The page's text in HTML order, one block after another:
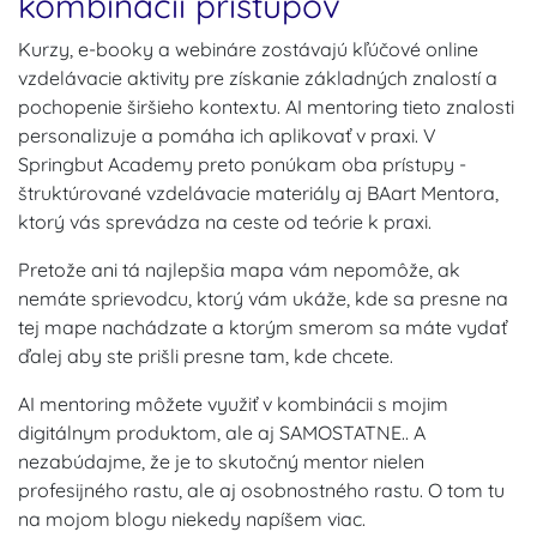
Kurzy, e-booky a webináre zostávajú kľúčové online
vzdelávacie aktivity pre získanie základných znalostí a
pochopenie širšieho kontextu. AI mentoring tieto znalosti
personalizuje a pomáha ich aplikovať v praxi. V
Springbut Academy preto ponúkam oba prístupy -
štruktúrované vzdelávacie materiály aj BAart Mentora,
ktorý vás sprevádza na ceste od teórie k praxi.
Pretože ani tá najlepšia mapa vám nepomôže, ak
nemáte sprievodcu, ktorý vám ukáže, kde sa presne na
tej mape nachádzate a ktorým smerom sa máte vydať
ďalej aby ste prišli presne tam, kde chcete.
AI mentoring môžete využiť v kombinácii s mojim
digitálnym produktom, ale aj SAMOSTATNE.. A
nezabúdajme, že je to skutočný mentor nielen
profesijného rastu, ale aj osobnostného rastu. O tom tu
na mojom blogu niekedy napíšem viac.